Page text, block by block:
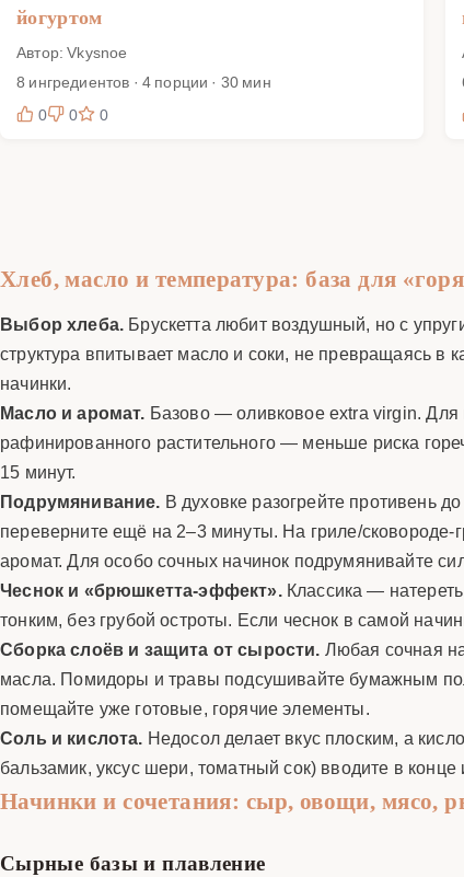
йогуртом
Автор: Vkysnoe
8 ингредиентов · 4 порции · 30 мин
0
0 0
Хлеб, масло и температура: база для
Выбор хлеба. Брускетта любит воздушный, но с
структура впитывает масло и соки, не превращаясь
начинки.
Масло и аромат. Базово — оливковое extra virgin. Для
рафинированного растительного — меньше риска
15 минут.
Подрумянивание. В духовке разогрейте противень
переверните ещё на 2–3 минуты. На гриле/
аромат. Для особо сочных начинок подрумянивайте
Чеснок и «брюшкетта-эффект».Классика — натереть
тонким, без грубой остроты. Если чеснок в самой
Сборка слоёв и защита от сырости. Любая сочная
масла. Помидоры и травы подсушивайте бумажным
помещайте уже готовые, горячие элементы.
Соль и кислота. Недосол делает вкус плоским, а
бальзамик, уксус шери, томатный сок) вводите в
Начинки и сочетания: сыр, овощи, мясо,
Сырные базы и плавление